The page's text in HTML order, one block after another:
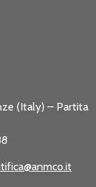
(Italy) – Partita